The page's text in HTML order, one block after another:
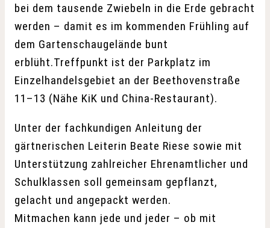
bei dem tausende Zwiebeln in die Erde gebracht
werden – damit es im kommenden Frühling auf
dem Gartenschaugelände bunt
erblüht.Treffpunkt ist der Parkplatz im
Einzelhandelsgebiet an der Beethovenstraße
11–13 (Nähe KiK und China-Restaurant).
Unter der fachkundigen Anleitung der
gärtnerischen Leiterin Beate Riese sowie mit
Unterstützung zahlreicher Ehrenamtlicher und
Schulklassen soll gemeinsam gepflanzt,
gelacht und angepackt werden.
Mitmachen kann jede und jeder – ob mit